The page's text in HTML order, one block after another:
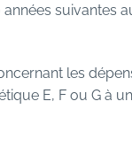
suivantes
les
E, F ou G à